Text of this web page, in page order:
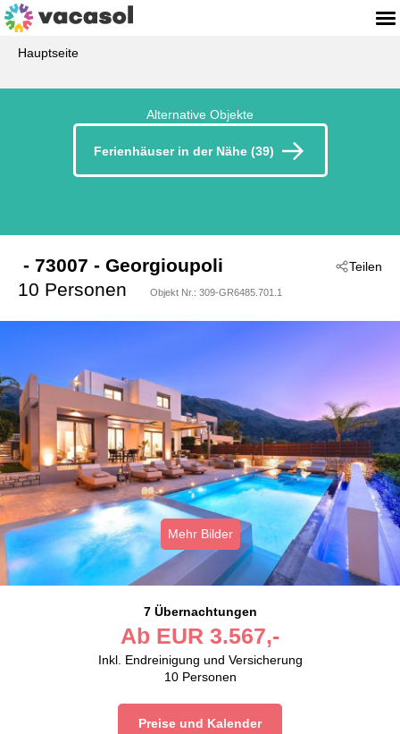
Hauptseite
Alternative Objekte
Ferienhäuser in der Nähe (39)
Teilen
- 73007 - Georgioupoli
10 Personen
Objekt Nr.: 309-GR6485.701.1
Mehr Bilder
7 Übernachtungen
Ab EUR 3.567,-
Inkl. Endreinigung und Versicherung
10 Personen
Preise und Kalender